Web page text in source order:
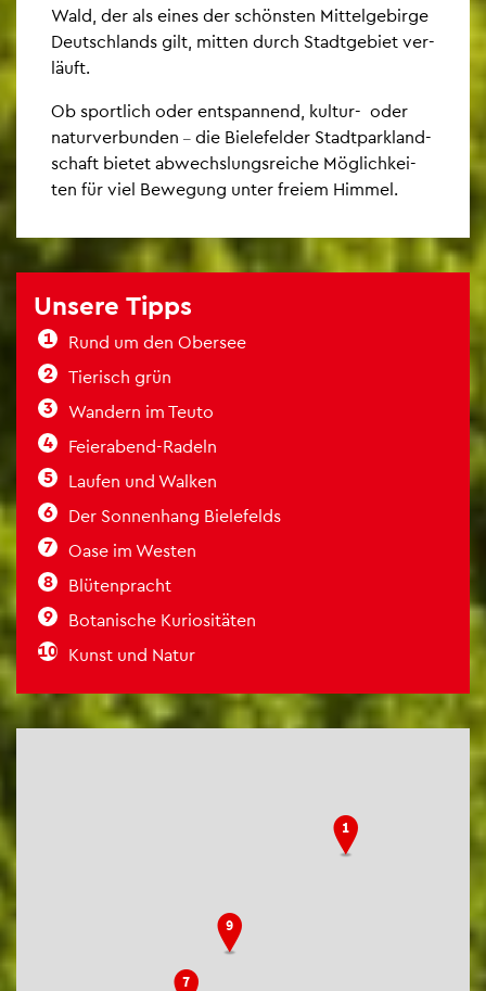
Wald, der als eines der schöns­ten Mit­tel­ge­bir­ge
Deutsch­lands gilt, mit­ten durch Stadt­ge­biet ver­
läuft.
Ob sport­lich oder ent­span­nend, kul­tur- oder
na­tur­ver­bun­den – die Bie­le­fel­der Stadt­park­land­
schaft bie­tet ab­wechs­lungs­rei­che Mög­lich­kei­
ten für viel Be­we­gung unter frei­em Him­mel.
Un­se­re Tipps
Rund um den Ober­see
Tie­risch grün
Wan­dern im Teuto
Fei­er­abend-Ra­deln
Lau­fen und Wal­ken
Der Son­nen­hang Bie­le­felds
Oase im Wes­ten
Blü­ten­pracht
Bo­ta­ni­sche Ku­rio­si­tä­ten
Kunst und Natur